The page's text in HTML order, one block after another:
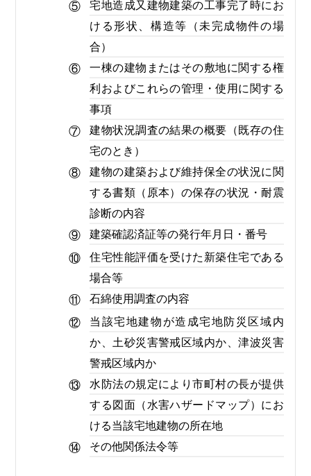
⑤
宅地造成又建物建築の工事完了時にお
ける形状、構造等（未完成物件の場
合）
⑥
一棟の建物またはその敷地に関する権
利およびこれらの管理・使用に関する
事項
⑦
建物状況調査の結果の概要（既存の住
宅のとき）
⑧
建物の建築および維持保全の状況に関
する書類（原本）の保存の状況・耐震
診断の内容
⑨ 建築確認済証等の発行年月日・番号
⑩
住宅性能評価を受けた新築住宅である
場合等
⑪ 石綿使用調査の内容
⑫
当該宅地建物が造成宅地防災区域内
か、土砂災害警戒区域内か、津波災害
警戒区域内か
⑬
水防法の規定により市町村の長が提供
する図面（水害ハザードマップ）にお
ける当該宅地建物の所在地
⑭ その他関係法令等